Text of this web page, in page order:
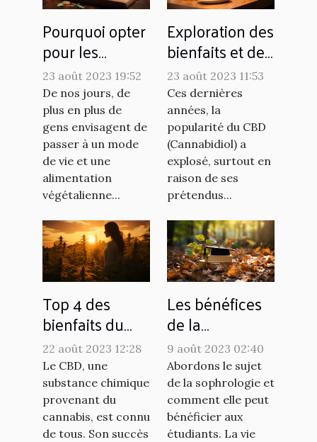
Pourquoi opter
pour les
recettes vegan
?
23 août 2023 19:52
De nos jours, de
plus en plus de
gens envisagent de
passer à un mode
de vie et une
alimentation
végétalienne...
Exploration des
bienfaits et des
utilisations du
CBD
23 août 2023 11:53
Ces dernières
années, la
popularité du CBD
(Cannabidiol) a
explosé, surtout en
raison de ses
prétendus...
Top 4 des
bienfaits du
CBD
22 août 2023 12:28
Le CBD, une
substance chimique
provenant du
cannabis, est connu
de tous. Son succès
Les bénéfices
de la
sophrologie
pour les
étudiants
9 août 2023 02:40
Abordons le sujet
de la sophrologie et
comment elle peut
bénéficier aux
étudiants. La vie